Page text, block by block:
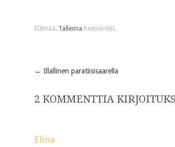
Elämää. Tallenna Kestolinkki.
Post
navigation
← Illallinen paratiisisaarella
2 KOMMENTTIA
Elina